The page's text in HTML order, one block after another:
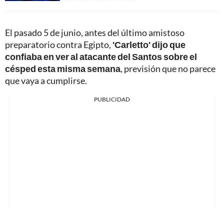
El pasado 5 de junio, antes del último amistoso
preparatorio contra Egipto, 'Carletto' dijo que
confiaba en ver al atacante del Santos sobre el
césped esta misma semana, previsión que no parece
que vaya a cumplirse.
PUBLICIDAD